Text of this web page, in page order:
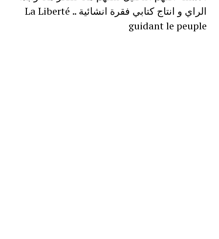
الراي و انتاج كتابي فقرة انشائية .. La Liberté
guidant le peuple